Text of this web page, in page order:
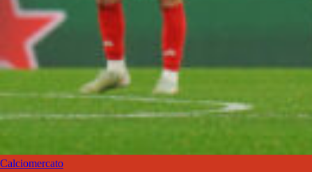
Calciomercato